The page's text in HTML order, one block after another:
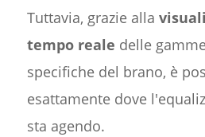
Tuttavia, grazie alla
tempo reale delle
specifiche del brano, è
esattamente dove
sta agendo.